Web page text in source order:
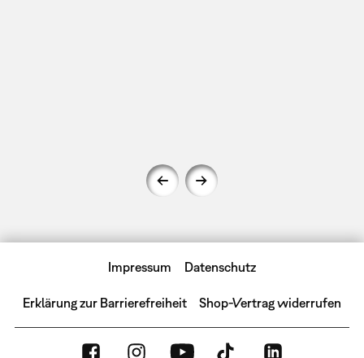
Impressum Datenschutz
Erklärung zur Barrierefreiheit Shop-Vertrag widerrufen